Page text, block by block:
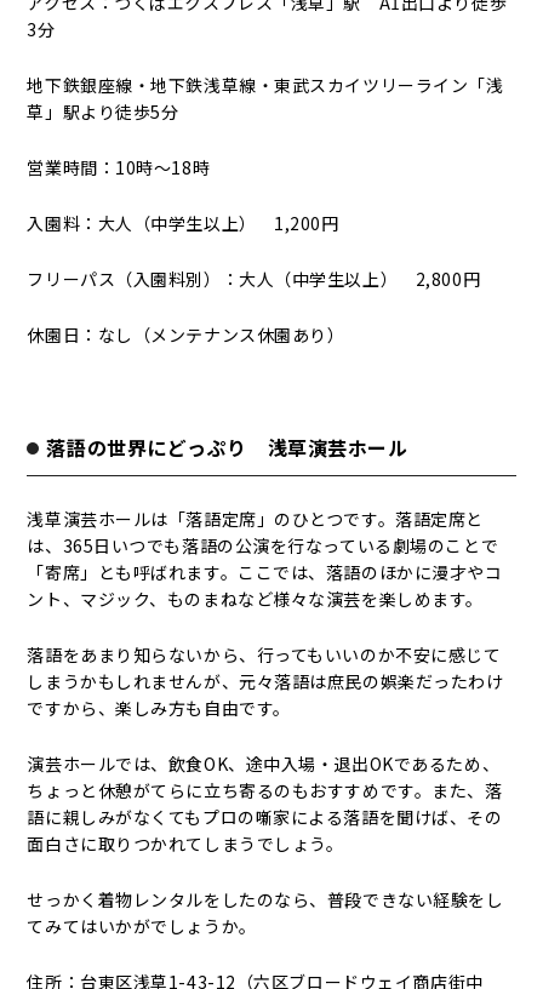
3分
地下鉄銀座線・地下鉄浅草線・東武スカイツリーライン「浅
草」駅より徒歩5分
営業時間：10時～18時
入園料：大人（中学生以上） 1,200円
フリーパス（入園料別）：大人（中学生以上） 2,800円
休園日：なし（メンテナンス休園あり）
落語の世界にどっぷり 浅草演芸ホール
浅草演芸ホールは「落語定席」のひとつです。落語定席と
は、365日いつでも落語の公演を行なっている劇場のことで
「寄席」とも呼ばれます。ここでは、落語のほかに漫才やコ
ント、マジック、ものまねなど様々な演芸を楽しめます。
落語をあまり知らないから、行ってもいいのか不安に感じて
しまうかもしれませんが、元々落語は庶民の娯楽だったわけ
ですから、楽しみ方も自由です。
演芸ホールでは、飲食OK、途中入場・退出OKであるため、
ちょっと休憩がてらに立ち寄るのもおすすめです。また、落
語に親しみがなくてもプロの噺家による落語を聞けば、その
面白さに取りつかれてしまうでしょう。
せっかく着物レンタルをしたのなら、普段できない経験をし
てみてはいかがでしょうか。
住所：台東区浅草1-43-12（六区ブロードウェイ商店街中